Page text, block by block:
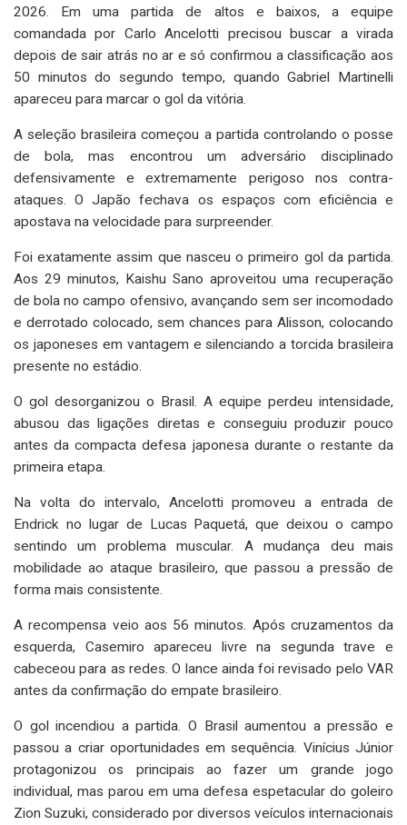
2026. Em uma partida de altos e baixos, a equipe
comandada por Carlo Ancelotti precisou buscar a virada
depois de sair atrás no ar e só confirmou a classificação aos
50 minutos do segundo tempo, quando Gabriel Martinelli
apareceu para marcar o gol da vitória.
A seleção brasileira começou a partida controlando o posse
de bola, mas encontrou um adversário disciplinado
defensivamente e extremamente perigoso nos contra-
ataques. O Japão fechava os espaços com eficiência e
apostava na velocidade para surpreender.
Foi exatamente assim que nasceu o primeiro gol da partida.
Aos 29 minutos, Kaishu Sano aproveitou uma recuperação
de bola no campo ofensivo, avançando sem ser incomodado
e derrotado colocado, sem chances para Alisson, colocando
os japoneses em vantagem e silenciando a torcida brasileira
presente no estádio.
O gol desorganizou o Brasil. A equipe perdeu intensidade,
abusou das ligações diretas e conseguiu produzir pouco
antes da compacta defesa japonesa durante o restante da
primeira etapa.
Na volta do intervalo, Ancelotti promoveu a entrada de
Endrick no lugar de Lucas Paquetá, que deixou o campo
sentindo um problema muscular. A mudança deu mais
mobilidade ao ataque brasileiro, que passou a pressão de
forma mais consistente.
A recompensa veio aos 56 minutos. Após cruzamentos da
esquerda, Casemiro apareceu livre na segunda trave e
cabeceou para as redes. O lance ainda foi revisado pelo VAR
antes da confirmação do empate brasileiro.
O gol incendiou a partida. O Brasil aumentou a pressão e
passou a criar oportunidades em sequência. Vinícius Júnior
protagonizou os principais ao fazer um grande jogo
individual, mas parou em uma defesa espetacular do goleiro
Zion Suzuki, considerado por diversos veículos internacionais